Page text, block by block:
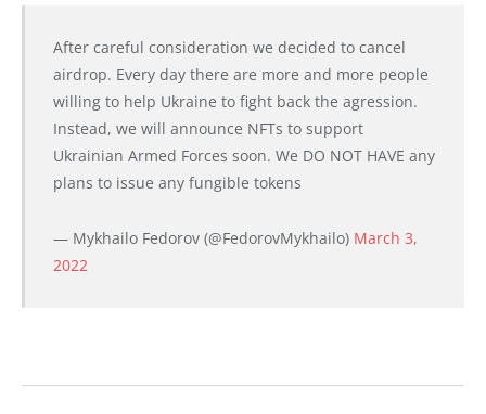
After careful consideration we decided to cancel
airdrop. Every day there are more and more people
willing to help Ukraine to fight back the agression.
Instead, we will announce NFTs to support
Ukrainian Armed Forces soon. We DO NOT HAVE any
plans to issue any fungible tokens
— Mykhailo Fedorov (@FedorovMykhailo) March 3,
2022